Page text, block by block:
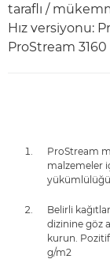
taraflı /
Hız versiyonu:
ProStream 3160
ProStream
malzemeler
yükümlülüğü
Belirli
dizinine göz
kurun.
g/m2